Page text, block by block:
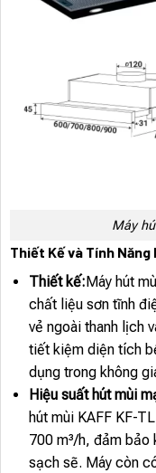
Máy
Thiết Kế và Tính Năng
Thiết kế: Máy hút
chất liệu sơn tĩnh
vẻ ngoài thanh lịch
tiết kiệm diện tích
dụng trong không
Hiệu suất hút mùi
hút mùi KAFF KF-
700 m³/h, đảm bảo
sạch sẽ. Máy còn